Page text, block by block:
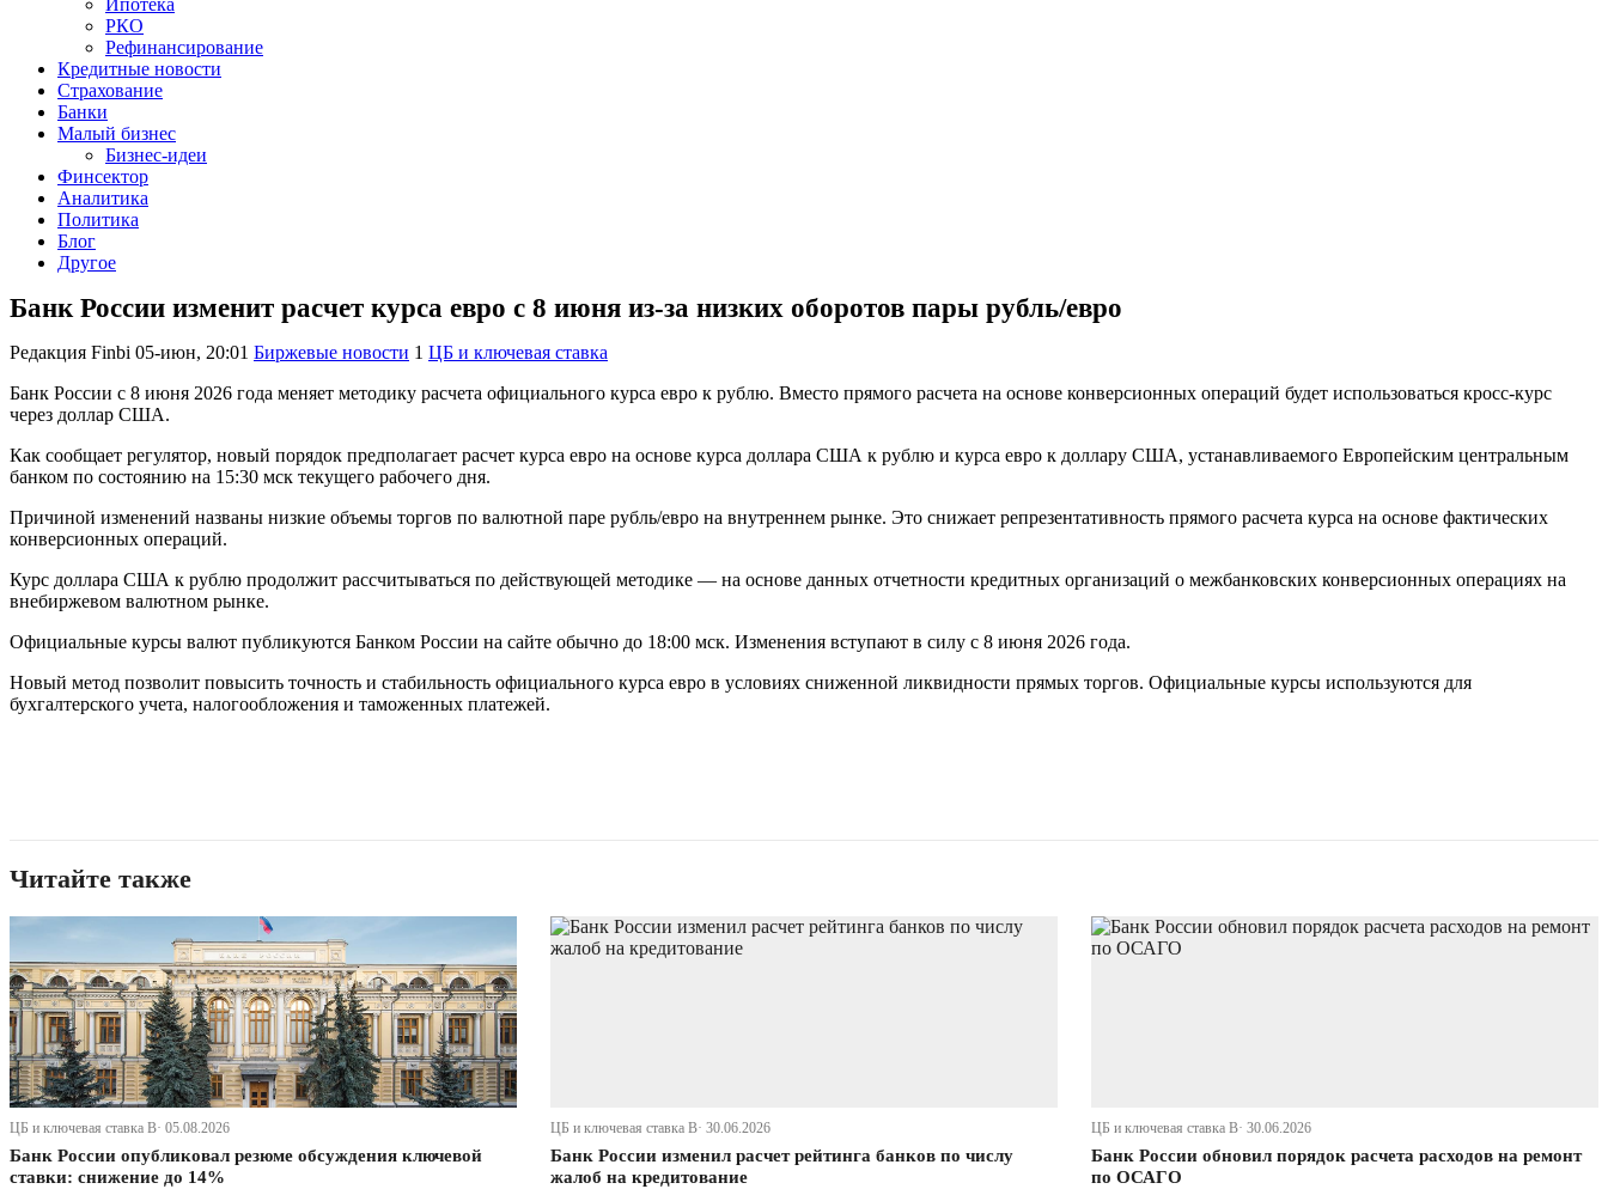
Ипотека
РКО
Рефинансирование
Кредитные новости
Страхование
Банки
Малый бизнес
Бизнес-идеи
Финсектор
Аналитика
Политика
Блог
Другое
Банк России изменит расчет курса евро с 8 июня из-за низких оборотов пары рубль/евро
Редакция Finbi 05-июн, 20:01 Биржевые новости 1 ЦБ и ключевая ставка
Банк России с 8 июня 2026 года меняет методику расчета официального курса евро к рублю. Вместо прямого расчета на основе конверсионных операций будет использоваться кросс-курс
через доллар США.
Как сообщает регулятор, новый порядок предполагает расчет курса евро на основе курса доллара США к рублю и курса евро к доллару США, устанавливаемого Европейским центральным
банком по состоянию на 15:30 мск текущего рабочего дня.
Причиной изменений названы низкие объемы торгов по валютной паре рубль/евро на внутреннем рынке. Это снижает репрезентативность прямого расчета курса на основе фактических
конверсионных операций.
Курс доллара США к рублю продолжит рассчитываться по действующей методике — на основе данных отчетности кредитных организаций о межбанковских конверсионных операциях на
внебиржевом валютном рынке.
Официальные курсы валют публикуются Банком России на сайте обычно до 18:00 мск. Изменения вступают в силу с 8 июня 2026 года.
Новый метод позволит повысить точность и стабильность официального курса евро в условиях сниженной ликвидности прямых торгов. Официальные курсы используются для
бухгалтерского учета, налогообложения и таможенных платежей.
Читайте также
ЦБ и ключевая ставка В· 05.08.2026
Банк России опубликовал резюме обсуждения ключевой
ставки: снижение до 14%
ЦБ и ключевая ставка В· 30.06.2026
Банк России изменил расчет рейтинга банков по числу
жалоб на кредитование
ЦБ и ключевая ставка В· 30.06.2026
Банк России обновил порядок расчета расходов на ремонт
по ОСАГО